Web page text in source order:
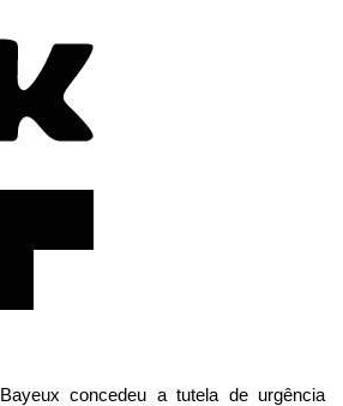
concedeu a tutela de urgência